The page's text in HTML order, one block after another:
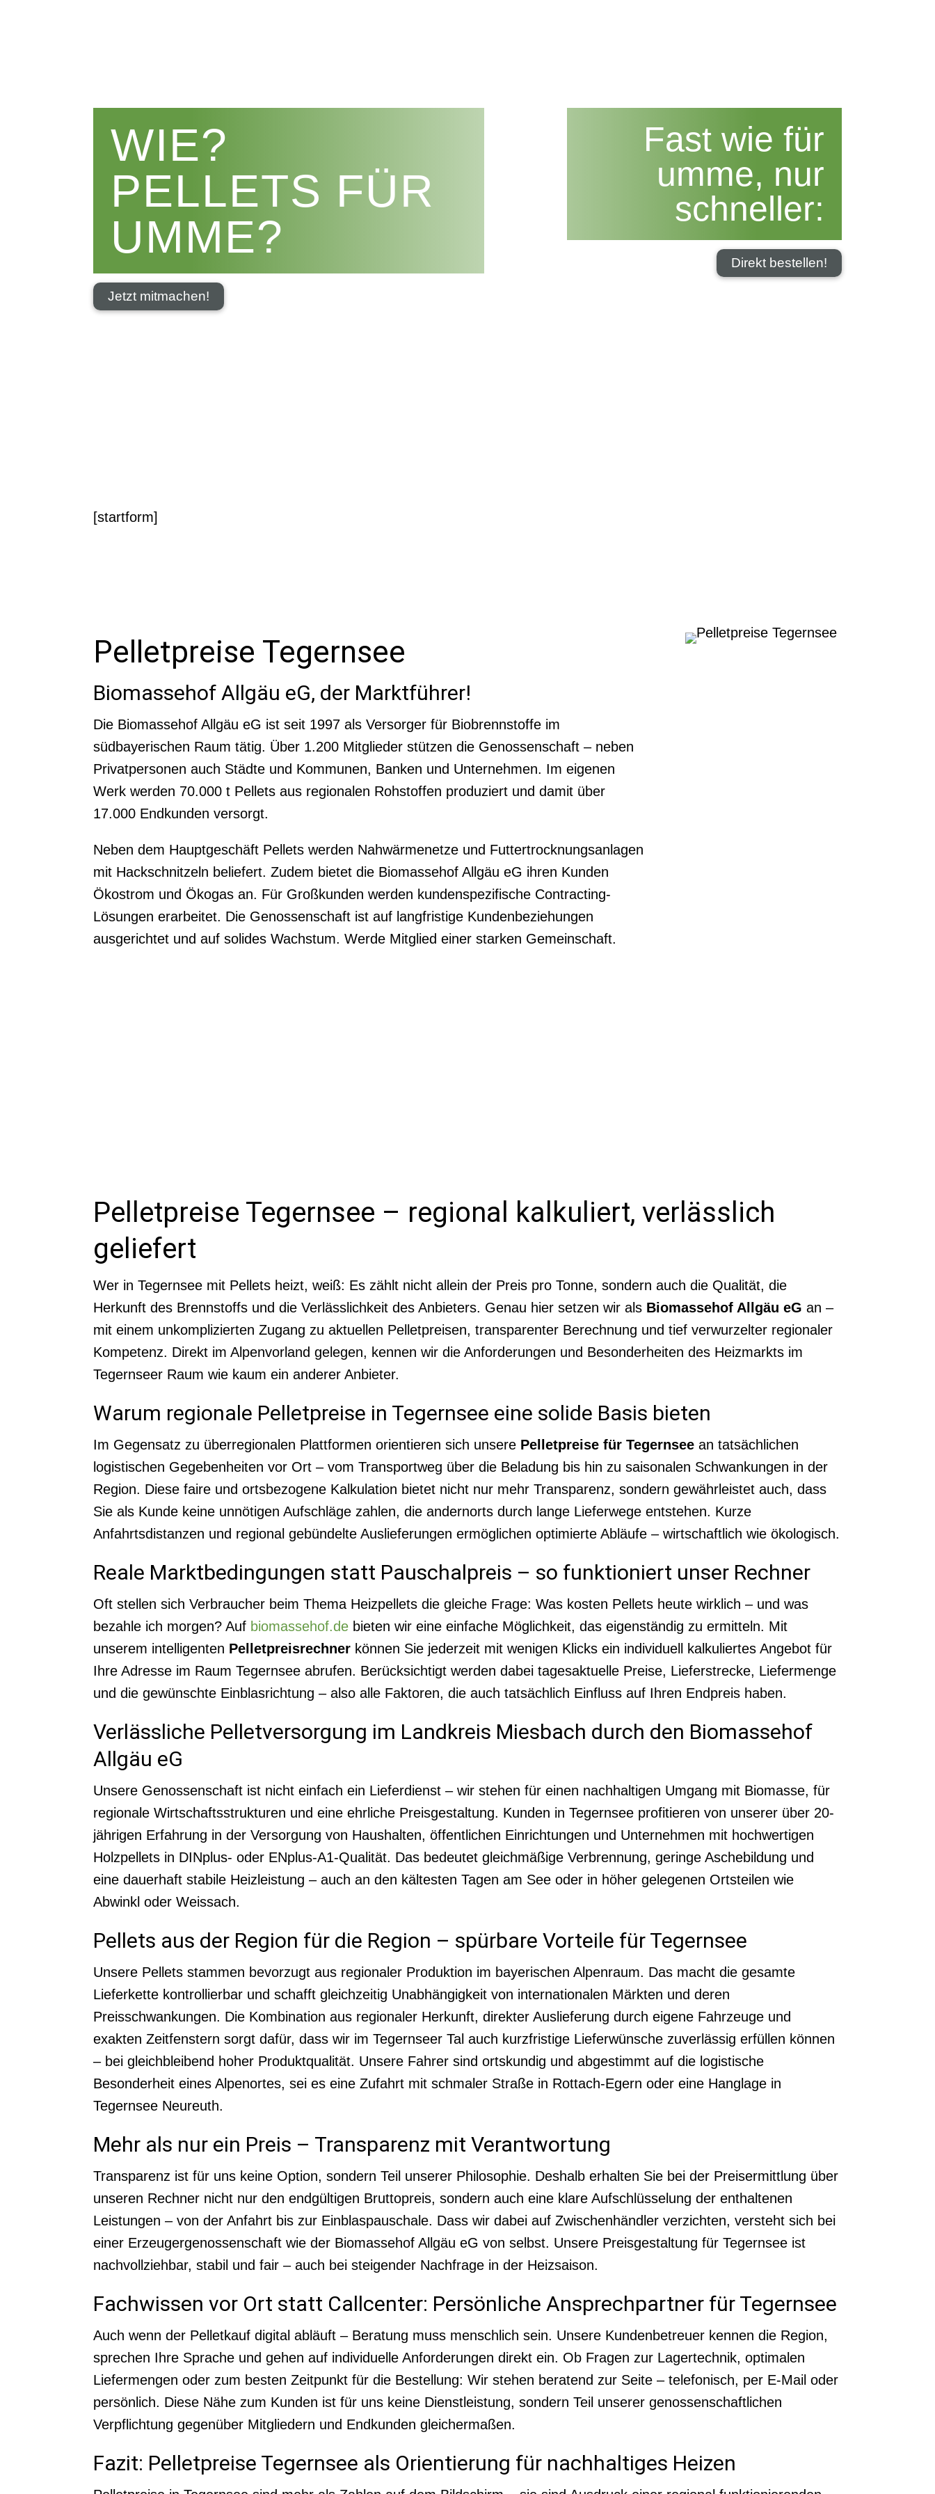
WIE?
PELLETS FÜR
UMME?
Jetzt mitmachen!
Fast wie für
umme, nur
schneller:
Direkt bestellen!
[startform]
Pelletpreise Tegernsee
Biomassehof Allgäu eG, der Marktführer!
Die Biomassehof Allgäu eG ist seit 1997 als Versorger für Biobrennstoffe im
südbayerischen Raum tätig. Über 1.200 Mitglieder stützen die Genossenschaft – neben
Privatpersonen auch Städte und Kommunen, Banken und Unternehmen. Im eigenen
Werk werden 70.000 t Pellets aus regionalen Rohstoffen produziert und damit über
17.000 Endkunden versorgt.
Neben dem Hauptgeschäft Pellets werden Nahwärmenetze und Futtertrocknungsanlagen
mit Hackschnitzeln beliefert. Zudem bietet die Biomassehof Allgäu eG ihren Kunden
Ökostrom und Ökogas an. Für Großkunden werden kundenspezifische Contracting-
Lösungen erarbeitet. Die Genossenschaft ist auf langfristige Kundenbeziehungen
ausgerichtet und auf solides Wachstum. Werde Mitglied einer starken Gemeinschaft.
Pelletpreise Tegernsee – regional kalkuliert, verlässlich
geliefert
Wer in Tegernsee mit Pellets heizt, weiß: Es zählt nicht allein der Preis pro Tonne, sondern auch die Qualität, die
Herkunft des Brennstoffs und die Verlässlichkeit des Anbieters. Genau hier setzen wir als Biomassehof Allgäu eG an –
mit einem unkomplizierten Zugang zu aktuellen Pelletpreisen, transparenter Berechnung und tief verwurzelter regionaler
Kompetenz. Direkt im Alpenvorland gelegen, kennen wir die Anforderungen und Besonderheiten des Heizmarkts im
Tegernseer Raum wie kaum ein anderer Anbieter.
Warum regionale Pelletpreise in Tegernsee eine solide Basis bieten
Im Gegensatz zu überregionalen Plattformen orientieren sich unsere Pelletpreise für Tegernsee an tatsächlichen
logistischen Gegebenheiten vor Ort – vom Transportweg über die Beladung bis hin zu saisonalen Schwankungen in der
Region. Diese faire und ortsbezogene Kalkulation bietet nicht nur mehr Transparenz, sondern gewährleistet auch, dass
Sie als Kunde keine unnötigen Aufschläge zahlen, die andernorts durch lange Lieferwege entstehen. Kurze
Anfahrtsdistanzen und regional gebündelte Auslieferungen ermöglichen optimierte Abläufe – wirtschaftlich wie ökologisch.
Reale Marktbedingungen statt Pauschalpreis – so funktioniert unser Rechner
Oft stellen sich Verbraucher beim Thema Heizpellets die gleiche Frage: Was kosten Pellets heute wirklich – und was
bezahle ich morgen? Auf biomassehof.de bieten wir eine einfache Möglichkeit, das eigenständig zu ermitteln. Mit
unserem intelligenten Pelletpreisrechner können Sie jederzeit mit wenigen Klicks ein individuell kalkuliertes Angebot für
Ihre Adresse im Raum Tegernsee abrufen. Berücksichtigt werden dabei tagesaktuelle Preise, Lieferstrecke, Liefermenge
und die gewünschte Einblasrichtung – also alle Faktoren, die auch tatsächlich Einfluss auf Ihren Endpreis haben.
Verlässliche Pelletversorgung im Landkreis Miesbach durch den Biomassehof
Allgäu eG
Unsere Genossenschaft ist nicht einfach ein Lieferdienst – wir stehen für einen nachhaltigen Umgang mit Biomasse, für
regionale Wirtschaftsstrukturen und eine ehrliche Preisgestaltung. Kunden in Tegernsee profitieren von unserer über 20-
jährigen Erfahrung in der Versorgung von Haushalten, öffentlichen Einrichtungen und Unternehmen mit hochwertigen
Holzpellets in DINplus- oder ENplus-A1-Qualität. Das bedeutet gleichmäßige Verbrennung, geringe Aschebildung und
eine dauerhaft stabile Heizleistung – auch an den kältesten Tagen am See oder in höher gelegenen Ortsteilen wie
Abwinkl oder Weissach.
Pellets aus der Region für die Region – spürbare Vorteile für Tegernsee
Unsere Pellets stammen bevorzugt aus regionaler Produktion im bayerischen Alpenraum. Das macht die gesamte
Lieferkette kontrollierbar und schafft gleichzeitig Unabhängigkeit von internationalen Märkten und deren
Preisschwankungen. Die Kombination aus regionaler Herkunft, direkter Auslieferung durch eigene Fahrzeuge und
exakten Zeitfenstern sorgt dafür, dass wir im Tegernseer Tal auch kurzfristige Lieferwünsche zuverlässig erfüllen können
– bei gleichbleibend hoher Produktqualität. Unsere Fahrer sind ortskundig und abgestimmt auf die logistische
Besonderheit eines Alpenortes, sei es eine Zufahrt mit schmaler Straße in Rottach-Egern oder eine Hanglage in
Tegernsee Neureuth.
Mehr als nur ein Preis – Transparenz mit Verantwortung
Transparenz ist für uns keine Option, sondern Teil unserer Philosophie. Deshalb erhalten Sie bei der Preisermittlung über
unseren Rechner nicht nur den endgültigen Bruttopreis, sondern auch eine klare Aufschlüsselung der enthaltenen
Leistungen – von der Anfahrt bis zur Einblaspauschale. Dass wir dabei auf Zwischenhändler verzichten, versteht sich bei
einer Erzeugergenossenschaft wie der Biomassehof Allgäu eG von selbst. Unsere Preisgestaltung für Tegernsee ist
nachvollziehbar, stabil und fair – auch bei steigender Nachfrage in der Heizsaison.
Fachwissen vor Ort statt Callcenter: Persönliche Ansprechpartner für Tegernsee
Auch wenn der Pelletkauf digital abläuft – Beratung muss menschlich sein. Unsere Kundenbetreuer kennen die Region,
sprechen Ihre Sprache und gehen auf individuelle Anforderungen direkt ein. Ob Fragen zur Lagertechnik, optimalen
Liefermengen oder zum besten Zeitpunkt für die Bestellung: Wir stehen beratend zur Seite – telefonisch, per E-Mail oder
persönlich. Diese Nähe zum Kunden ist für uns keine Dienstleistung, sondern Teil unserer genossenschaftlichen
Verpflichtung gegenüber Mitgliedern und Endkunden gleichermaßen.
Fazit: Pelletpreise Tegernsee als Orientierung für nachhaltiges Heizen